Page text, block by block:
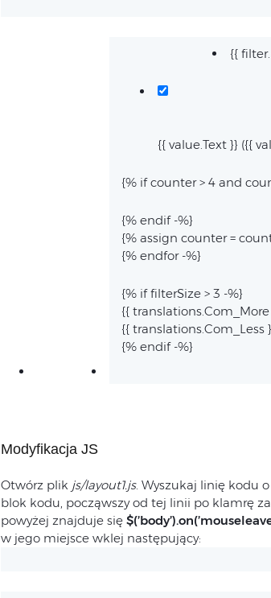
{{
{{ value.Text }} ({{
{% if counter > 4 and
{% endif -%}
{% assign counter =
{% endfor -%}
{% if filterSize > 3 -%}
{{ translations.Com_More
{{ translations.Com_Less
{% endif -%}
Modyfikacja JS
Otwórz plik js/layout1.js. Wyszukaj linię kodu
blok kodu, począwszy od tej linii po klamrę
powyżej znajduje się
w jego miejsce wklej następujący: